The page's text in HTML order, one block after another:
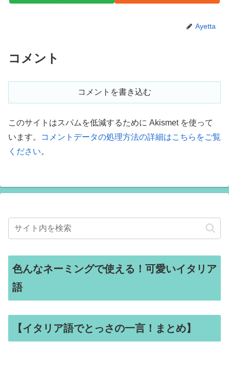
Ayetta
コメント
コメントを書き込む
このサイトはスパムを低減するために Akismet を使って
います。
コメントデータの処理方法の詳細はこちらをご覧
ください。
色んなネーミングで使える！可愛いイタリア
語
【イタリア語でとっさの一言！まとめ】